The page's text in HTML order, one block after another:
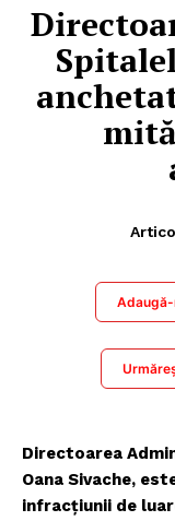
Directoarea
Oana Sivache,
infracțiunii de